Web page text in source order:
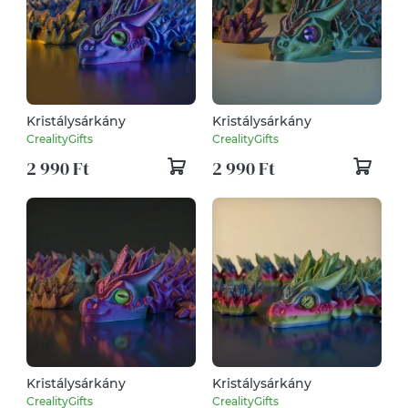
Kristálysárkány
CrealityGifts
2 990 Ft
Kristálysárkány
CrealityGifts
2 990 Ft
Kristálysárkány
CrealityGifts
Kristálysárkány
CrealityGifts